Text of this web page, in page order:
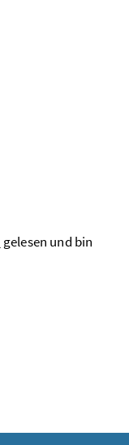
gelesen und bin